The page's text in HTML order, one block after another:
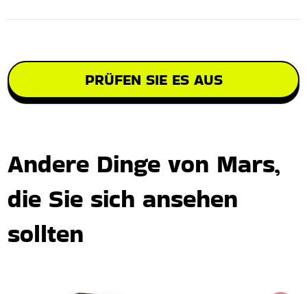
PRÜFEN SIE ES AUS
Andere Dinge von Mars,
die Sie sich ansehen
sollten